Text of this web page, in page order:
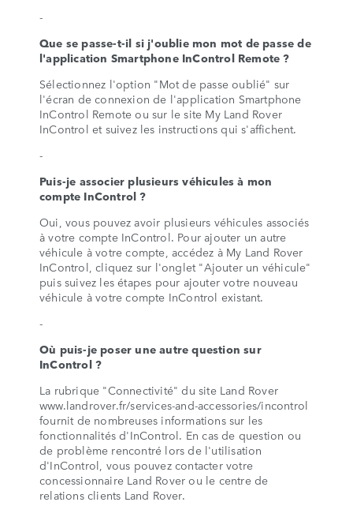
-
Que se passe-t-il si j'oublie mon mot de passe de
l'application Smartphone InControl Remote ?
Sélectionnez l'option "Mot de passe oublié" sur
l'écran de connexion de l'application Smartphone
InControl Remote ou sur le site My Land Rover
InControl et suivez les instructions qui s'affichent.
-
Puis-je associer plusieurs véhicules à mon
compte InControl ?
Oui, vous pouvez avoir plusieurs véhicules associés
à votre compte InControl. Pour ajouter un autre
véhicule à votre compte, accédez à My Land Rover
InControl, cliquez sur l'onglet "Ajouter un véhicule"
puis suivez les étapes pour ajouter votre nouveau
véhicule à votre compte InControl existant.
-
Où puis-je poser une autre question sur
InControl ?
La rubrique "Connectivité" du site Land Rover
www.landrover.fr/services-and-accessories/incontrol
fournit de nombreuses informations sur les
fonctionnalités d'InControl. En cas de question ou
de problème rencontré lors de l'utilisation
d'InControl, vous pouvez contacter votre
concessionnaire Land Rover ou le centre de
relations clients Land Rover.